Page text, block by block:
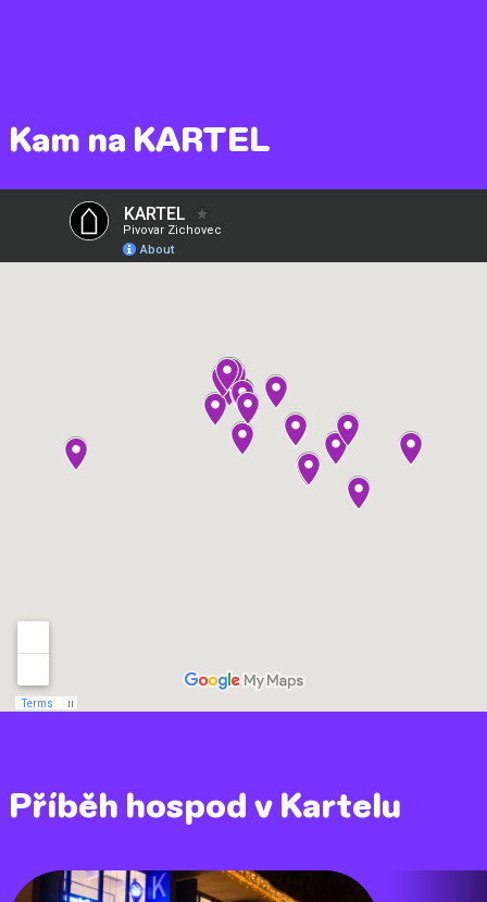
Kam na KARTEL
Příběh hospod v Kartelu